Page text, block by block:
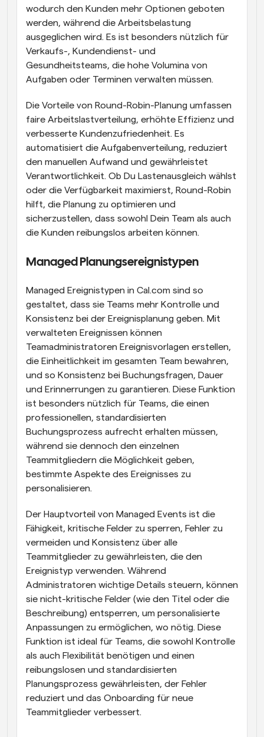
wodurch den Kunden mehr Optionen geboten
werden, während die Arbeitsbelastung
ausgeglichen wird. Es ist besonders nützlich für
Verkaufs-, Kundendienst- und
Gesundheitsteams, die hohe Volumina von
Aufgaben oder Terminen verwalten müssen.
Die Vorteile von Round-Robin-Planung umfassen
faire Arbeitslastverteilung, erhöhte Effizienz und
verbesserte Kundenzufriedenheit. Es
automatisiert die Aufgabenverteilung, reduziert
den manuellen Aufwand und gewährleistet
Verantwortlichkeit. Ob Du Lastenausgleich wählst
oder die Verfügbarkeit maximierst, Round-Robin
hilft, die Planung zu optimieren und
sicherzustellen, dass sowohl Dein Team als auch
die Kunden reibungslos arbeiten können.
Managed Planungsereignistypen
Managed Ereignistypen in Cal.com sind so
gestaltet, dass sie Teams mehr Kontrolle und
Konsistenz bei der Ereignisplanung geben. Mit
verwalteten Ereignissen können
Teamadministratoren Ereignisvorlagen erstellen,
die Einheitlichkeit im gesamten Team bewahren,
und so Konsistenz bei Buchungsfragen, Dauer
und Erinnerrungen zu garantieren. Diese Funktion
ist besonders nützlich für Teams, die einen
professionellen, standardisierten
Buchungsprozess aufrecht erhalten müssen,
während sie dennoch den einzelnen
Teammitgliedern die Möglichkeit geben,
bestimmte Aspekte des Ereignisses zu
personalisieren.
Der Hauptvorteil von Managed Events ist die
Fähigkeit, kritische Felder zu sperren, Fehler zu
vermeiden und Konsistenz über alle
Teammitglieder zu gewährleisten, die den
Ereignistyp verwenden. Während
Administratoren wichtige Details steuern, können
sie nicht-kritische Felder (wie den Titel oder die
Beschreibung) entsperren, um personalisierte
Anpassungen zu ermöglichen, wo nötig. Diese
Funktion ist ideal für Teams, die sowohl Kontrolle
als auch Flexibilität benötigen und einen
reibungslosen und standardisierten
Planungsprozess gewährleisten, der Fehler
reduziert und das Onboarding für neue
Teammitglieder verbessert.